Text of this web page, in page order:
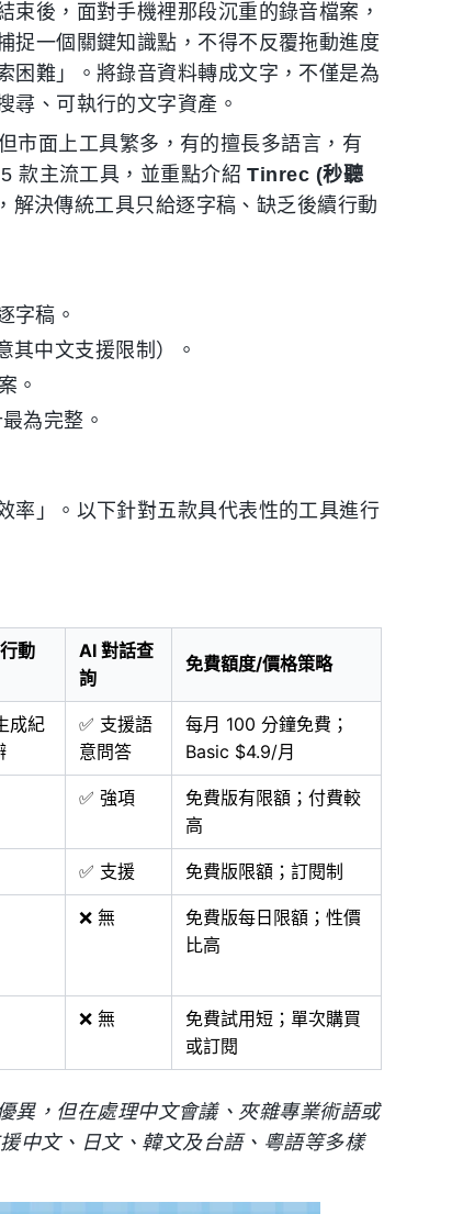
後，面對手機裡那段沉重的錄音檔案，
捉一個關鍵知識點，不得不反覆拖動進度
困難」。將錄音資料轉成文字，不僅是為
尋、可執行的文字資產。
市面上工具繁多，有的擅長多語言，有
款主流工具，並重點介紹Tinrec (秒聽
解決傳統工具只給逐字稿、缺乏後續行動
字稿。
其中文支援限制）。
。
為完整。
率」。以下針對五款具代表性的工具進行
動
AI 對話查
詢
免費額度/價格策略
成紀
✅ 支援語
意問答
每月 100 分鐘免費；
Basic $4.9/月
✅ 強項
免費版有限額；付費較
高
✅ 支援 免費版限額；訂閱制
❌ 無
免費版每日限額；性價
比高
❌ 無
免費試用短；單次購買
或訂閱
異，但在處理中文會議、夾雜專業術語或
中文、日文、韓文及台語、粵語等多樣